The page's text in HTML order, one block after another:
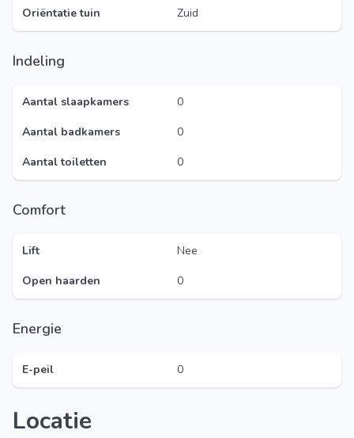
Oriëntatie tuin Zuid
Indeling
Aantal slaapkamers
0
Aantal badkamers
0
Aantal toiletten
0
Comfort
Lift
Nee
Open haarden
0
Energie
E-peil 0
Locatie